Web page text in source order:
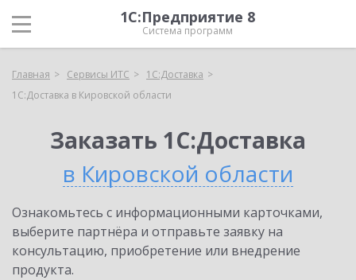
1С:Предприятие 8
Система программ
Главная Сервисы ИТС
1С:Доставка
1С:Доставка в Кировской области
Заказать 1С:Доставка
в Кировской области
Ознакомьтесь с информационными карточками,
выберите партнёра и отправьте заявку на
консультацию, приобретение или внедрение
продукта.